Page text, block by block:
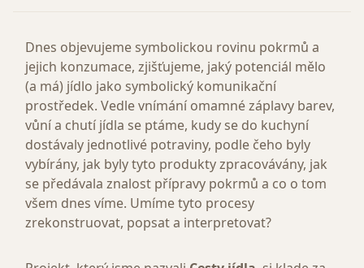
Dnes objevujeme symbolickou rovinu pokrmů a
jejich konzumace, zjišťujeme, jaký potenciál mělo
(a má) jídlo jako symbolický komunikační
prostředek. Vedle vnímání omamné záplavy barev,
vůní a chutí jídla se ptáme, kudy se do kuchyní
dostávaly jednotlivé potraviny, podle čeho byly
vybírány, jak byly tyto produkty zpracovávány, jak
se předávala znalost přípravy pokrmů a co o tom
všem dnes víme. Umíme tyto procesy
zrekonstruovat, popsat a interpretovat?